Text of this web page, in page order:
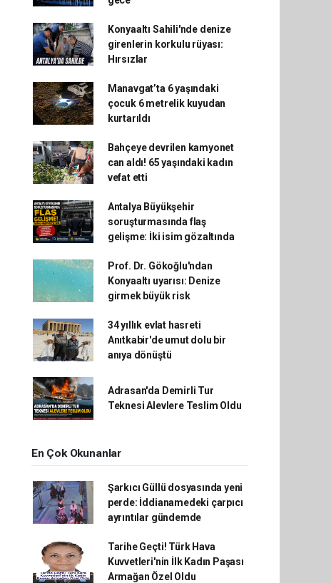
Konyaaltı Sahili'nde denize
girenlerin korkulu rüyası:
Hırsızlar
Manavgat’ta 6 yaşındaki
çocuk 6 metrelik kuyudan
kurtarıldı
Bahçeye devrilen kamyonet
can aldı! 65 yaşındaki kadın
vefat etti
Antalya Büyükşehir
soruşturmasında flaş
gelişme: İki isim gözaltında
Prof. Dr. Gökoğlu'ndan
Konyaaltı uyarısı: Denize
girmek büyük risk
34 yıllık evlat hasreti
Anıtkabir'de umut dolu bir
anıya dönüştü
Adrasan'da Demirli Tur
Teknesi Alevlere Teslim Oldu
En Çok Okunanlar
Şarkıcı Güllü dosyasında yeni
perde: İddianamedeki çarpıcı
ayrıntılar gündemde
Tarihe Geçti! Türk Hava
Kuvvetleri'nin İlk Kadın Paşası
Armağan Özel Oldu